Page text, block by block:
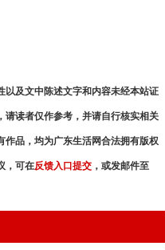
以及文中陈述文字和内容未经本站证
请读者仅作参考，并请自行核实相关
作品，均为广东生活网合法拥有版权
，可在反馈入口提交 ，或发邮件至